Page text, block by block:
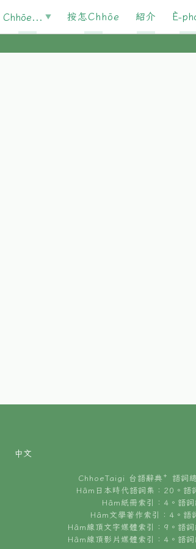
Chhōe... 按怎Chhōe 紹介 È-
中文
ChhoeTaigi 台語辭典⁺ 語詞
Hâm日本時代語詞集：20。語
Hâm紙冊索引：4。語
Hâm文學著作索引：4。語
Hâm線頂文字媒體索引：9。語
Hâm線頂影片媒體索引：4。語